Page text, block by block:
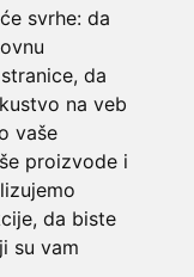
svrhe: da
, da
na veb
vaše
proizvode i
, da biste
su vam